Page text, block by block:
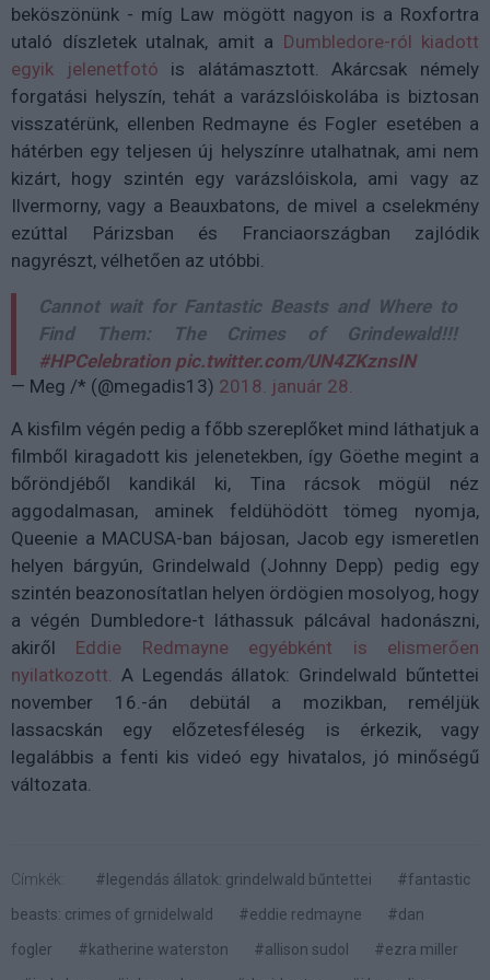
beköszönünk - míg Law mögött nagyon is a Roxfortra
utaló díszletek utalnak, amit a Dumbledore-ról kiadott
egyik jelenetfotó is alátámasztott. Akárcsak némely
forgatási helyszín, tehát a varázslóiskolába is biztosan
visszatérünk, ellenben Redmayne és Fogler esetében a
hátérben egy teljesen új helyszínre utalhatnak, ami nem
kizárt, hogy szintén egy varázslóiskola, ami vagy az
Ilvermorny, vagy a Beauxbatons, de mivel a cselekmény
ezúttal Párizsban és Franciaországban zajlódik
nagyrészt, vélhetően az utóbbi.
Cannot wait for Fantastic Beasts and Where to
Find Them: The Crimes of Grindewald!!!
#HPCelebration pic.twitter.com/UN4ZKznsIN
— Meg /* (@megadis13) 2018. január 28.
A kisfilm végén pedig a főbb szereplőket mind láthatjuk a
filmből kiragadott kis jelenetekben, így Göethe megint a
bőröndjéből kandikál ki, Tina rácsok mögül néz
aggodalmasan, aminek feldühödött tömeg nyomja,
Queenie a MACUSA-ban bájosan, Jacob egy ismeretlen
helyen bárgyún, Grindelwald (Johnny Depp) pedig egy
szintén beazonosítatlan helyen ördögien mosolyog, hogy
a végén Dumbledore-t láthassuk pálcával hadonászni,
akiről Eddie Redmayne egyébként is elismerően
nyilatkozott. A Legendás állatok: Grindelwald bűntettei
november 16.-án debütál a mozikban, reméljük
lassacskán egy előzetesféleség is érkezik, vagy
legalábbis a fenti kis videó egy hivatalos, jó minőségű
változata.
Címkék: #legendás állatok: grindelwald bűntettei
#fantastic
beasts: crimes of grnidelwald
#eddie redmayne
#dan
fogler
#katherine waterston #allison sudol
#ezra miller